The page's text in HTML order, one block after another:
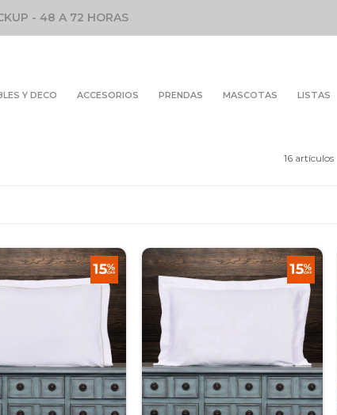
- 48 A 72 HORAS
Y DECO ACCESORIOS PRENDAS MASCOTAS LISTAS
16 artículos